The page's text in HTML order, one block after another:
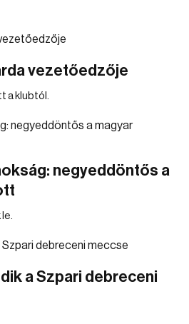
vezetőedzője
a klubtól.
negyeddöntős a
a Szpari debreceni